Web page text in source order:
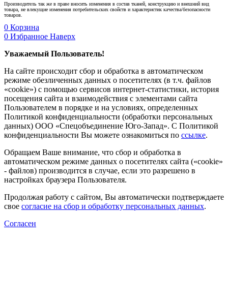
Производитель так же в праве вносить изменения в состав тканей, конструкцию и внешний вид
товара, не влекущие изменения потребительских свойств и характеристик качества/безопасности
товаров.
0 Корзина
0 Избранное Наверх
Уважаемый Пользователь!
На сайте происходит сбор и обработка в автоматическом
режиме обезличенных данных о посетителях (в т.ч. файлов
«cookie») с помощью сервисов интернет-статистики, история
посещения сайта и взаимодействия с элементами сайта
Пользователем в порядке и на условиях, определенных
Политикой конфиденциальности (обработки персональных
данных) ООО «Спецобъединение Юго-Запад». С Политикой
конфиденциальности Вы можете ознакомиться по ссылке.
Обращаем Ваше внимание, что сбор и обработка в
автоматическом режиме данных о посетителях сайта («cookie»
- файлов) производится в случае, если это разрешено в
настройках браузера Пользователя.
Продолжая работу с сайтом, Вы автоматически подтверждаете
свое согласие на сбор и обработку персональных данных.
Согласен